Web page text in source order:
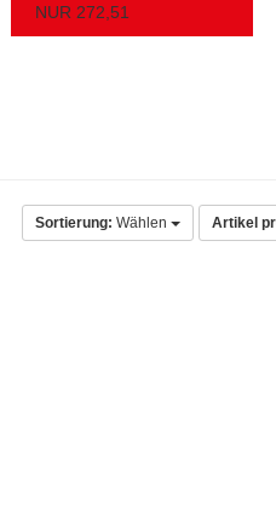
NUR 272,51
Sortierung: Wählen Artikel